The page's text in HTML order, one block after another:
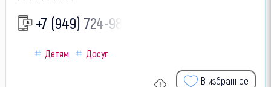
+7 (949) 724-98-
Детям Досуг
В избранное